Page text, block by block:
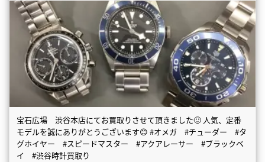
宝石広場 渋谷本店にてお買取りさせて頂きました🙂 人気、定番
モデルを誠にありがとうございます😊 #オメガ #チューダー #タ
グホイヤー #スピードマスター #アクアレーサー #ブラックベ
イ #渋谷時計買取り